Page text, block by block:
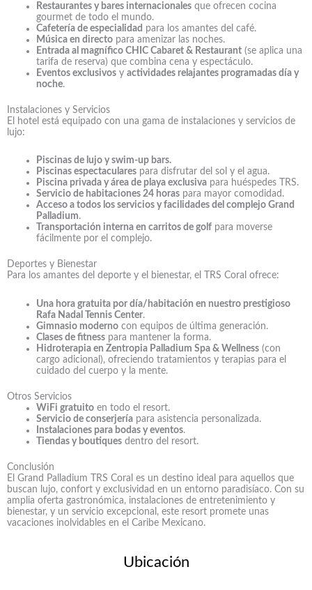
Restaurantes y bares internacionales que ofrecen cocina
gourmet de todo el mundo.
Cafetería de especialidad para los amantes del café.
Música en directo para amenizar las noches.
Entrada al magnífico CHIC Cabaret & Restaurant (se aplica una
tarifa de reserva) que combina cena y espectáculo.
Eventos exclusivos y actividades relajantes programadas día y
noche.
Instalaciones y Servicios
El hotel está equipado con una gama de instalaciones y servicios de
lujo:
Piscinas de lujo y swim-up bars.
Piscinas espectaculares para disfrutar del sol y el agua.
Piscina privada y área de playa exclusiva para huéspedes TRS.
Servicio de habitaciones 24 horas para mayor comodidad.
Acceso a todos los servicios y facilidades del complejo Grand
Palladium.
Transportación interna en carritos de golf para moverse
fácilmente por el complejo.
Deportes y Bienestar
Para los amantes del deporte y el bienestar, el TRS Coral ofrece:
Una hora gratuita por día/habitación en nuestro prestigioso
Rafa Nadal Tennis Center.
Gimnasio moderno con equipos de última generación.
Clases de fitness para mantener la forma.
Hidroterapia en Zentropia Palladium Spa & Wellness (con
cargo adicional), ofreciendo tratamientos y terapias para el
cuidado del cuerpo y la mente.
Otros Servicios
WiFi gratuito en todo el resort.
Servicio de conserjería para asistencia personalizada.
Instalaciones para bodas y eventos.
Tiendas y boutiques dentro del resort.
Conclusión
El Grand Palladium TRS Coral es un destino ideal para aquellos que
buscan lujo, confort y exclusividad en un entorno paradisíaco. Con su
amplia oferta gastronómica, instalaciones de entretenimiento y
bienestar, y un servicio excepcional, este resort promete unas
vacaciones inolvidables en el Caribe Mexicano.
Ubicación